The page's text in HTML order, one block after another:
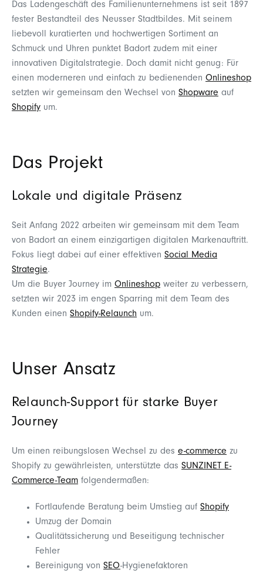
Das Ladengeschäft des Familienunternehmens ist seit 1897
fester Bestandteil des Neusser Stadtbildes. Mit seinem
liebevoll kuratierten und hochwertigen Sortiment an
Schmuck und Uhren punktet Badort zudem mit einer
innovativen Digitalstrategie. Doch damit nicht genug: Für
einen moderneren und einfach zu bedienenden Onlineshop
setzten wir gemeinsam den Wechsel von Shopware auf
Shopify um.
Das Projekt
Lokale und digitale Präsenz
Seit Anfang 2022 arbeiten wir gemeinsam mit dem Team
von Badort an einem einzigartigen digitalen Markenauftritt.
Fokus liegt dabei auf einer effektiven Social Media
Strategie.
Um die Buyer Journey im Onlineshop weiter zu verbessern,
setzten wir 2023 im engen Sparring mit dem Team des
Kunden einen Shopify-Relaunch um.
Unser Ansatz
Relaunch-Support für starke Buyer
Journey
Um einen reibungslosen Wechsel zu des e-commerce zu
Shopify zu gewährleisten, unterstützte das SUNZINET E-
Commerce-Team folgendermaßen:
Fortlaufende Beratung beim Umstieg auf Shopify
Umzug der Domain
Qualitätssicherung und Beseitigung technischer
Fehler
Bereinigung von SEO-Hygienefaktoren